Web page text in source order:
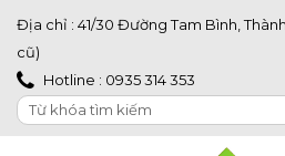
Địa chỉ : 41/30 Đường Tam Bình,
cũ)
Hotline : 0935 314 353